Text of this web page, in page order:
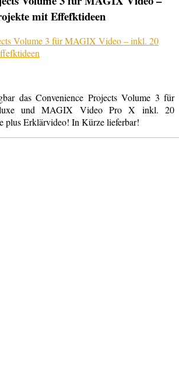
mit Effefktideen
das Convenience Projects Volume 3 für
und MAGIX Video Pro X inkl. 20
plus Erklärvideo! In Kürze lieferbar!